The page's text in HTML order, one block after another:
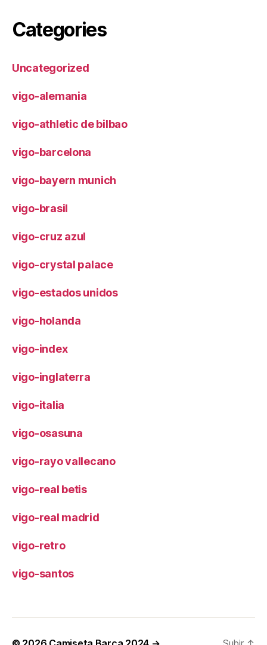
Categories
Uncategorized
vigo-alemania
vigo-athletic de bilbao
vigo-barcelona
vigo-bayern munich
vigo-brasil
vigo-cruz azul
vigo-crystal palace
vigo-estados unidos
vigo-holanda
vigo-index
vigo-inglaterra
vigo-italia
vigo-osasuna
vigo-rayo vallecano
vigo-real betis
vigo-real madrid
vigo-retro
vigo-santos